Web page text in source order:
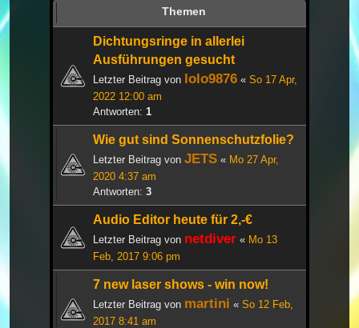
Themen
Dichtungsringe in allerlei
Ausführungen gesucht
Letzter Beitrag von lolo9876 « So 17 Apr,
2022 12:00 am
Antworten: 1
Wie gut sind Sonnenschutzfolie?
Letzter Beitrag von JETS « Mo 27 Apr,
2020 4:37 am
Antworten: 3
Audio Editor heute für 2,-€
Letzter Beitrag von netdiver « Mo 13
Feb, 2017 9:06 pm
7 new laser shows - win now!
Letzter Beitrag von martini « So 12 Feb,
2017 8:41 am